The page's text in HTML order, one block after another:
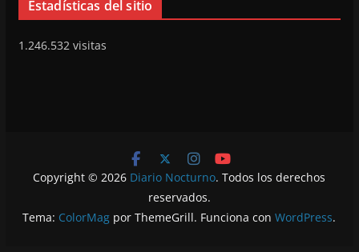
Estadísticas del sitio
1.246.532 visitas
Copyright © 2026 Diario Nocturno. Todos los derechos
reservados.
Tema: ColorMag por ThemeGrill. Funciona conWordPress.